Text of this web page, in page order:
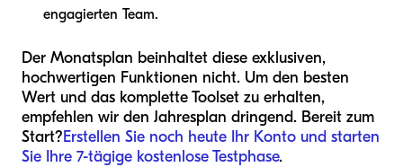
engagierten Team.
Der Monatsplan beinhaltet diese exklusiven,
hochwertigen Funktionen nicht. Um den besten
Wert und das komplette Toolset zu erhalten,
empfehlen wir den Jahresplan dringend. Bereit zum
Start?Erstellen Sie noch heute Ihr Konto und starten
Sie Ihre 7-tägige kostenlose Testphase.